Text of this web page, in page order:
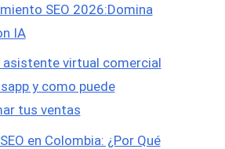
SEO 2026:Domina
IA
asistente virtual comercial
y como puede
tus ventas
en Colombia: ¿Por Qué